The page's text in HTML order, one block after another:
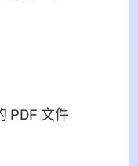
PDF 文件